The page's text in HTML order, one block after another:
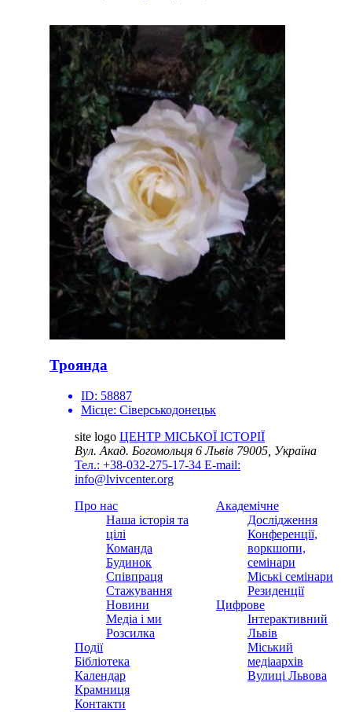
Троянда
ID: 58887
Місце: Сіверськодонецьк
site logo ЦЕНТР МІСЬКОЇ ІСТОРІЇ
Вул. Акад. Богомольця 6Львів 79005, Україна
Тел.: +38-032-275-17-34 E-mail:
info@lvivcenter.org
Про нас
Наша історія та
цілі
Команда
Будинок
Співпраця
Стажування
Новини
Медіа і ми
Розсилка
Події
Бібліотека
Календар
Крамниця
Контакти
Академічне
Дослідження
Конференції,
воркшопи,
семінари
Міські семінари
Резиденції
Цифрове
Інтерактивний
Львів
Міський
медіаархів
Вулиці Львова